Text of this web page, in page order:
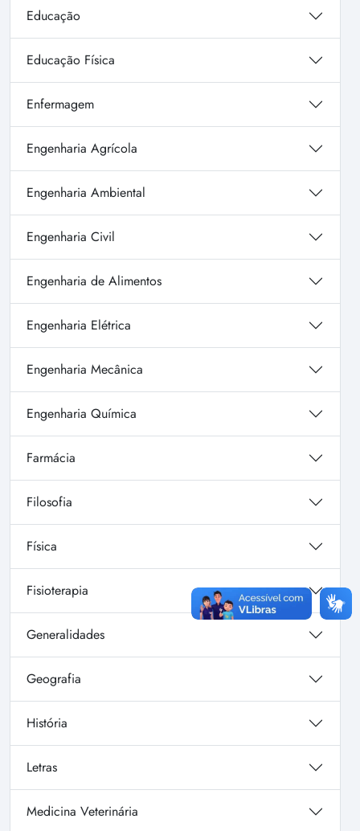
Educação
Educação Física
Enfermagem
Engenharia Agrícola
Engenharia Ambiental
Engenharia Civil
Engenharia de Alimentos
Engenharia Elétrica
Engenharia Mecânica
Engenharia Química
Farmácia
Filosofia
Física
Fisioterapia
Generalidades
Geografia
História
Letras
Medicina Veterinária